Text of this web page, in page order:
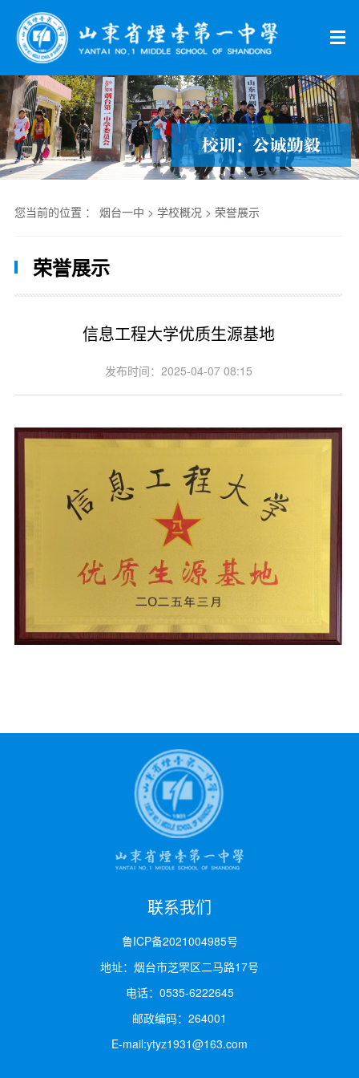
您当前的位置 ： 烟台一中 > 学校概况> 荣誉展示
荣誉展示
信息工程大学优质生源基地
发布时间：2025-04-07 08:15
联系我们
鲁ICP备2021004985号
地址：烟台市芝罘区二马路17号
电话：0535-6222645
邮政编码：264001
E-mail:ytyz1931@163.com